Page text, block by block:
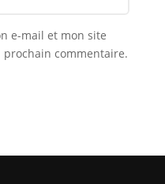
e-mail et mon site
commentaire.